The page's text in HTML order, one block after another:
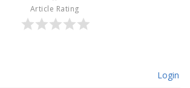
Article Rating
Login